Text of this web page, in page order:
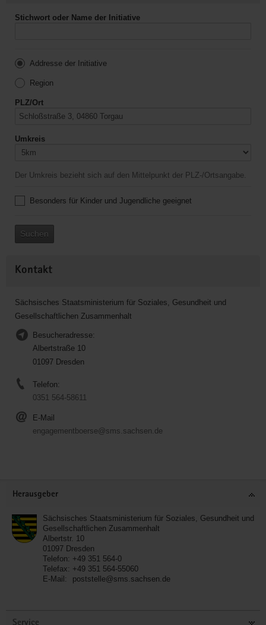
Stichwort oder Name der Initiative
Addresse der Initiative
Region
PLZ/Ort
Umkreis
Der Umkreis bezieht sich auf den Mittelpunkt der PLZ-/Ortsangabe.
Besonders für Kinder und Jugendliche geeignet
Suchen
Kontakt
Sächsisches Staatsministerium für Soziales, Gesundheit und
Gesellschaftlichen Zusammenhalt
Besucheradresse:
Albertstraße 10
01097 Dresden
Telefon:
0351 564-58611
E-Mail
engagementboerse@sms.sachsen.de
Herausgeber
Sächsisches Staatsministerium für Soziales, Gesundheit und
Gesellschaftlichen Zusammenhalt
Albertstr. 10
01097 Dresden
Telefon: +49 351 564-0
Telefax: +49 351 564-55060
E-Mail:
poststelle@sms.sachsen.de
Service